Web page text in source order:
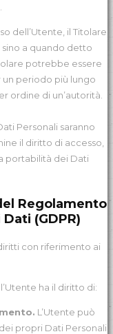
dell’Utente, il Titolare
sino a quando detto
potrebbe essere
periodo più lungo
ordine di un’autorità.
Personali saranno
il diritto di accesso,
portabilità dei Dati
Regolamento
(GDPR)
con riferimento ai
ha il diritto di:
L’Utente può
propri Dati Personali